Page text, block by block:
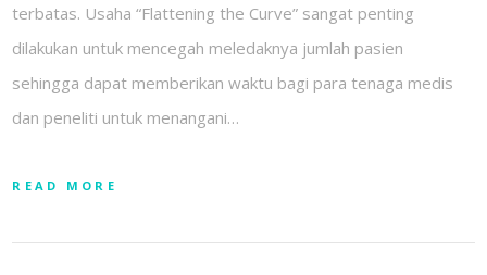
terbatas. Usaha “Flattening the Curve” sangat penting
dilakukan untuk mencegah meledaknya jumlah pasien
sehingga dapat memberikan waktu bagi para tenaga medis
dan peneliti untuk menangani…
READ MORE